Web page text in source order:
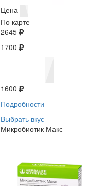
Цена
По карте
2645
1700
1600
Подробности
Выбрать вкус
Микробиотик Макс